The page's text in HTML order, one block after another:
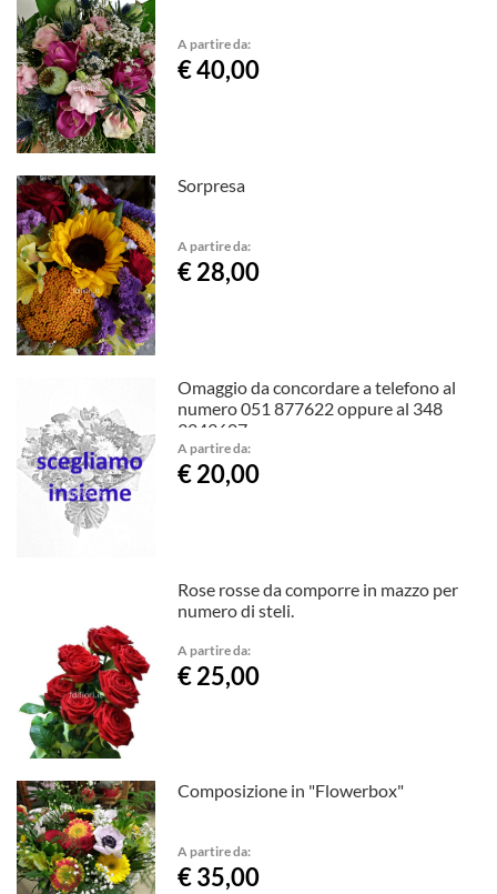
A partire da:
€ 40,00
Sorpresa
A partire da:
€ 28,00
Omaggio da concordare a telefono al
numero 051 877622 oppure al 348
3243607
A partire da:
€ 20,00
Rose rosse da comporre in mazzo per
numero di steli.
A partire da:
€ 25,00
Composizione in "Flowerbox"
A partire da:
€ 35,00